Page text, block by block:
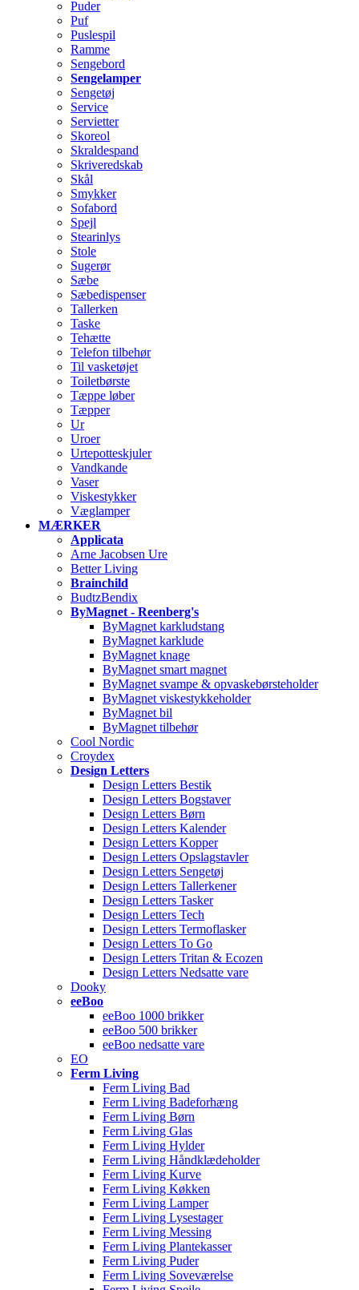
Puder
Puf
Puslespil
Ramme
Sengebord
Sengelamper
Sengetøj
Service
Servietter
Skoreol
Skraldespand
Skriveredskab
Skål
Smykker
Sofabord
Spejl
Stearinlys
Stole
Sugerør
Sæbe
Sæbedispenser
Tallerken
Taske
Tehætte
Telefon tilbehør
Til vasketøjet
Toiletbørste
Tæppe løber
Tæpper
Ur
Uroer
Urtepotteskjuler
Vandkande
Vaser
Viskestykker
Væglamper
MÆRKER
Applicata
Arne Jacobsen Ure
Better Living
Brainchild
BudtzBendix
ByMagnet - Reenberg's
ByMagnet karkludstang
ByMagnet karklude
ByMagnet knage
ByMagnet smart magnet
ByMagnet svampe & opvaskebørsteholder
ByMagnet viskestykkeholder
ByMagnet bil
ByMagnet tilbehør
Cool Nordic
Croydex
Design Letters
Design Letters Bestik
Design Letters Bogstaver
Design Letters Børn
Design Letters Kalender
Design Letters Kopper
Design Letters Opslagstavler
Design Letters Sengetøj
Design Letters Tallerkener
Design Letters Tasker
Design Letters Tech
Design Letters Termoflasker
Design Letters To Go
Design Letters Tritan & Ecozen
Design Letters Nedsatte vare
Dooky
eeBoo
eeBoo 1000 brikker
eeBoo 500 brikker
eeBoo nedsatte vare
EO
Ferm Living
Ferm Living Bad
Ferm Living Badeforhæng
Ferm Living Børn
Ferm Living Glas
Ferm Living Hylder
Ferm Living Håndklædeholder
Ferm Living Kurve
Ferm Living Køkken
Ferm Living Lamper
Ferm Living Lysestager
Ferm Living Messing
Ferm Living Plantekasser
Ferm Living Puder
Ferm Living Soveværelse